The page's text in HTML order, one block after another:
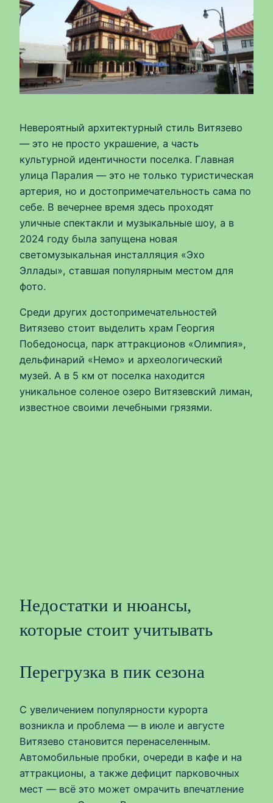
Невероятный архитектурный стиль Витязево
— это не просто украшение, а часть
культурной идентичности поселка. Главная
улица Паралия — это не только туристическая
артерия, но и достопримечательность сама по
себе. В вечернее время здесь проходят
уличные спектакли и музыкальные шоу, а в
2024 году была запущена новая
светомузыкальная инсталляция «Эхо
Эллады», ставшая популярным местом для
фото.
Среди других достопримечательностей
Витязево стоит выделить храм Георгия
Победоносца, парк аттракционов «Олимпия»,
дельфинарий «Немо» и археологический
музей. А в 5 км от поселка находится
уникальное соленое озеро Витязевский лиман,
известное своими лечебными грязями.
Недостатки и нюансы,
которые стоит учитывать
Перегрузка в пик сезона
С увеличением популярности курорта
возникла и проблема — в июле и августе
Витязево становится перенаселенным.
Автомобильные пробки, очереди в кафе и на
аттракционы, а также дефицит парковочных
мест — всё это может омрачить впечатление